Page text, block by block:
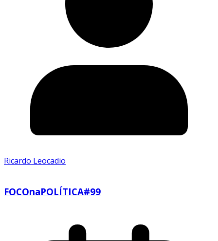
Ricardo Leocadio
FOCOnaPOLÍTICA#99